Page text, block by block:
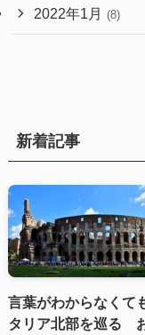
2022年1月 (8)
新着記事
言葉がわからなく
タリア北部を巡る